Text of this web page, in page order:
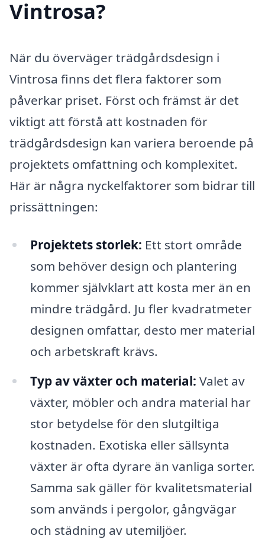
Vintrosa?
När du överväger trädgårdsdesign i
Vintrosa finns det flera faktorer som
påverkar priset. Först och främst är det
viktigt att förstå att kostnaden för
trädgårdsdesign kan variera beroende på
projektets omfattning och komplexitet.
Här är några nyckelfaktorer som bidrar till
prissättningen:
Projektets storlek: Ett stort område
som behöver design och plantering
kommer självklart att kosta mer än en
mindre trädgård. Ju fler kvadratmeter
designen omfattar, desto mer material
och arbetskraft krävs.
Typ av växter och material: Valet av
växter, möbler och andra material har
stor betydelse för den slutgiltiga
kostnaden. Exotiska eller sällsynta
växter är ofta dyrare än vanliga sorter.
Samma sak gäller för kvalitetsmaterial
som används i pergolor, gångvägar
och städning av utemiljöer.